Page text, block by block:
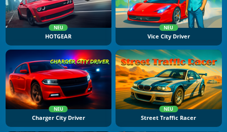
NEU
HOTGEAR
NEU
Vice City Driver
NEU
Charger City Driver
NEU
Street Traffic Racer